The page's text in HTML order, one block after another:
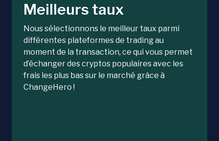
Meilleurs taux
Nous sélectionnons le meilleur taux parmi
différentes plateformes de trading au
moment de la transaction, ce qui vous permet
d’échanger des cryptos populaires avec les
frais les plus bas sur le marché grâce à
ChangeHero !